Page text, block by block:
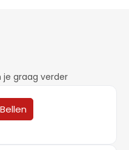
je graag verder
Bellen